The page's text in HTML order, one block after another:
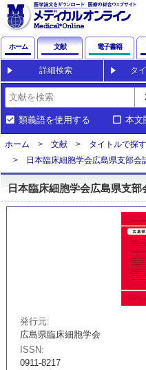
ホーム 文献 電子書籍
詳細検索 タ
類義語を使用する 本文
ホーム 文献
タイトルで探
日本臨床細胞学会広島県支部会
日本臨床細胞学会広島県支部
発行元
広島県臨床細胞学会
ISSN
0911-8217